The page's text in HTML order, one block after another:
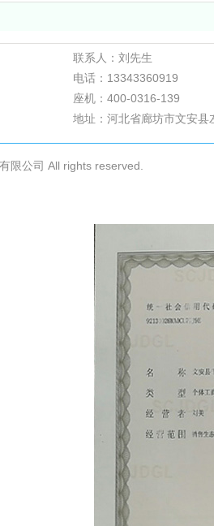
限公司 All rights reserved.
联系人：刘先生
电话：13343360919
座机：400-0316-139
地址：河北省廊坊市文安县